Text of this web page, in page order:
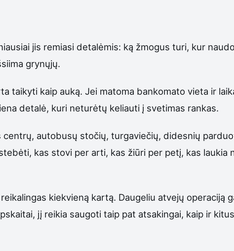
jis remiasi detalėmis: ką žmogus turi, kur
grynųjų.
taikyti kaip auką. Jei matoma bankomato vieta ir
detalė, kuri neturėtų keliauti į svetimas rankas.
autobusų stočių, turgaviečių, didesnių
kas stovi per arti, kas žiūri per petį, kas laukia
kiekvieną kartą. Daugeliu atvejų operaciją
jį reikia saugoti taip pat atsakingai, kaip ir